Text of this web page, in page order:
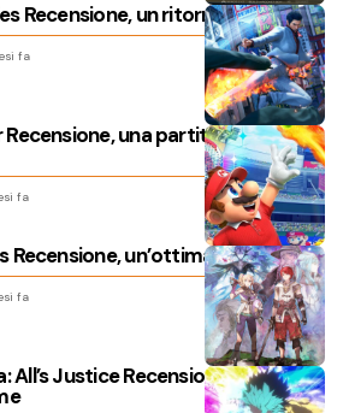
Recensione, un ritorno gradito
fa
Recensione, una partita niente
fa
Recensione, un’ottima riedizione
fa
All’s Justice Recensione, un gioco